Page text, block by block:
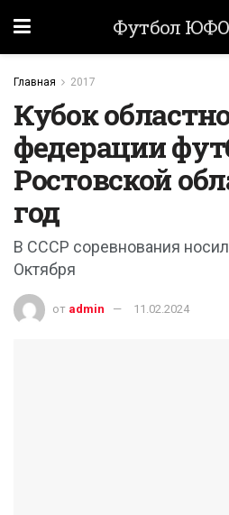
Футбол
Главная 2017
Кубок
федерации
Ростовской
год
В СССР соревнования
Октября
от admin 11.02.2024